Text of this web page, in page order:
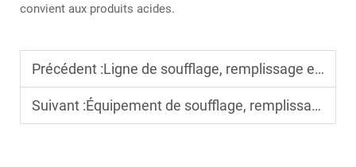
convient aux produits acides.
Précédent :Ligne de soufflage, remplissage et bouchage pour l’emballage de boissons gazeuses et d’eau plate
Suivant :Équipement de soufflage, remplissage et bouchage avec changement rapide pour bouteilles multi-spécifications